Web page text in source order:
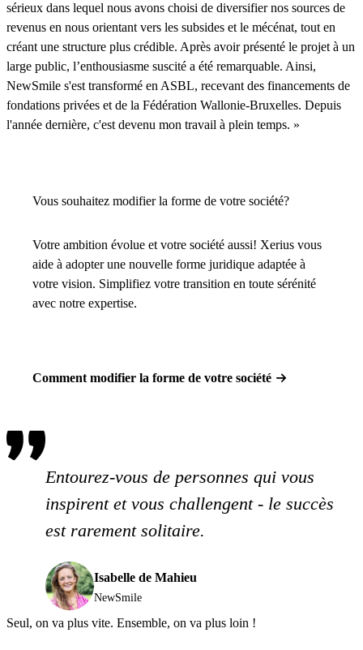
sérieux dans lequel nous avons choisi de diversifier nos sources de
revenus en nous orientant vers les subsides et le mécénat, tout en
créant une structure plus crédible. Après avoir présenté le projet à un
large public, l’enthousiasme suscité a été remarquable. Ainsi,
NewSmile s'est transformé en ASBL, recevant des financements de
fondations privées et de la Fédération Wallonie-Bruxelles. Depuis
l'année dernière, c'est devenu mon travail à plein temps. »
Vous souhaitez modifier la forme de votre société?
Votre ambition évolue et votre société aussi! Xerius vous
aide à adopter une nouvelle forme juridique adaptée à
votre vision. Simplifiez votre transition en toute sérénité
avec notre expertise.
Comment modifier la forme de votre société
Entourez-vous de personnes qui vous
inspirent et vous challengent - le succès
est rarement solitaire.
Isabelle de Mahieu
NewSmile
Seul, on va plus vite. Ensemble, on va plus loin !